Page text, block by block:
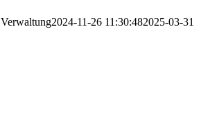
Verwaltung2024-11-26 11:30:482025-03-31